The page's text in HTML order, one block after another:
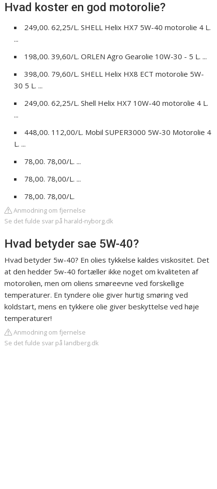
Hvad koster en god motorolie?
249,00. 62,25/L. SHELL Helix HX7 5W-40 motorolie 4 L.
...
198,00. 39,60/L. ORLEN Agro Gearolie 10W-30 - 5 L. ...
398,00. 79,60/L. SHELL Helix HX8 ECT motorolie 5W-
30 5 L. ...
249,00. 62,25/L. Shell Helix HX7 10W-40 motorolie 4 L.
...
448,00. 112,00/L. Mobil SUPER3000 5W-30 Motorolie 4
L. ...
78,00. 78,00/L. ...
78,00. 78,00/L. ...
78,00. 78,00/L.
Anmodning om fjernelse
Se det fulde svar på harald-nyborg.dk
Hvad betyder sae 5W-40?
Hvad betyder 5w-40? En olies tykkelse kaldes viskositet. Det
at den hedder 5w-40 fortæller ikke noget om kvaliteten af
motorolien, men om oliens smøreevne ved forskellige
temperaturer. En tyndere olie giver hurtig smøring ved
koldstart, mens en tykkere olie giver beskyttelse ved høje
temperaturer!
Anmodning om fjernelse
Se det fulde svar på landberg.dk